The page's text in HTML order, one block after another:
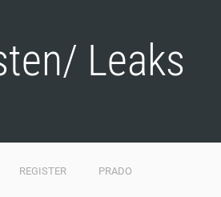
Leaks
REGISTER PRADO